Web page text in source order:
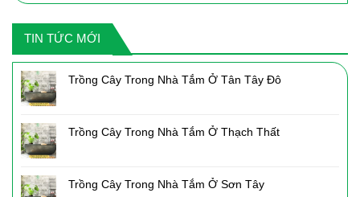
là:
tại
TIN TỨC MỚI
Trồng Cây Trong Nhà Tắm Ở Tân Tây Đô
Trồng Cây Trong Nhà Tắm Ở Thạch Thất
Trồng Cây Trong Nhà Tắm Ở Sơn Tây